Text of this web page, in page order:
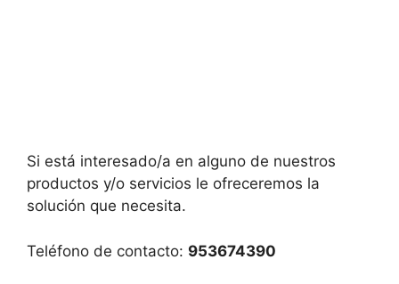
Si está interesado/a en alguno de nuestros
productos y/o servicios le ofreceremos la
solución que necesita.
Teléfono de contacto: 953674390